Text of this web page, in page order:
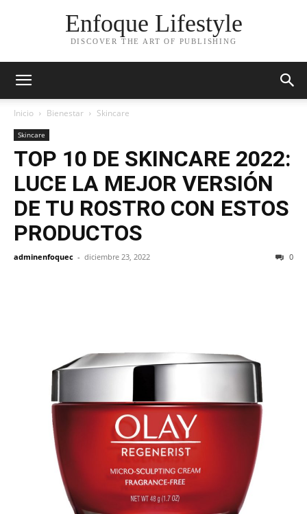
Enfoque Lifestyle
DISCOVER THE ART OF PUBLISHING
Inicio Bienestar Skincare
Skincare
TOP 10 DE SKINCARE 2022:
LUCE LA MEJOR VERSIÓN
DE TU ROSTRO CON ESTOS
PRODUCTOS
adminenfoquec - diciembre 23, 2022 0